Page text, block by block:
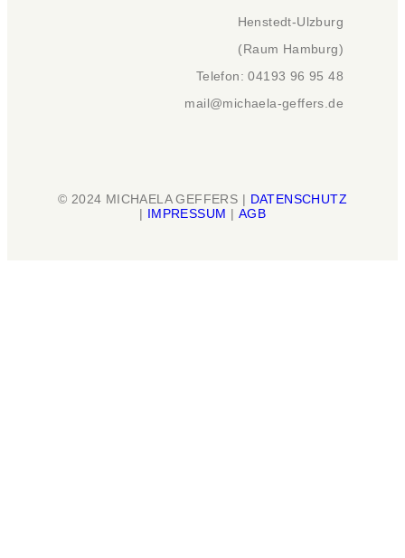
Henstedt-Ulzburg
(Raum Hamburg)
Telefon: 04193 96 95 48
mail@michaela-geffers.de
© 2024 MICHAELA GEFFERS | DATENSCHUTZ
| IMPRESSUM | AGB